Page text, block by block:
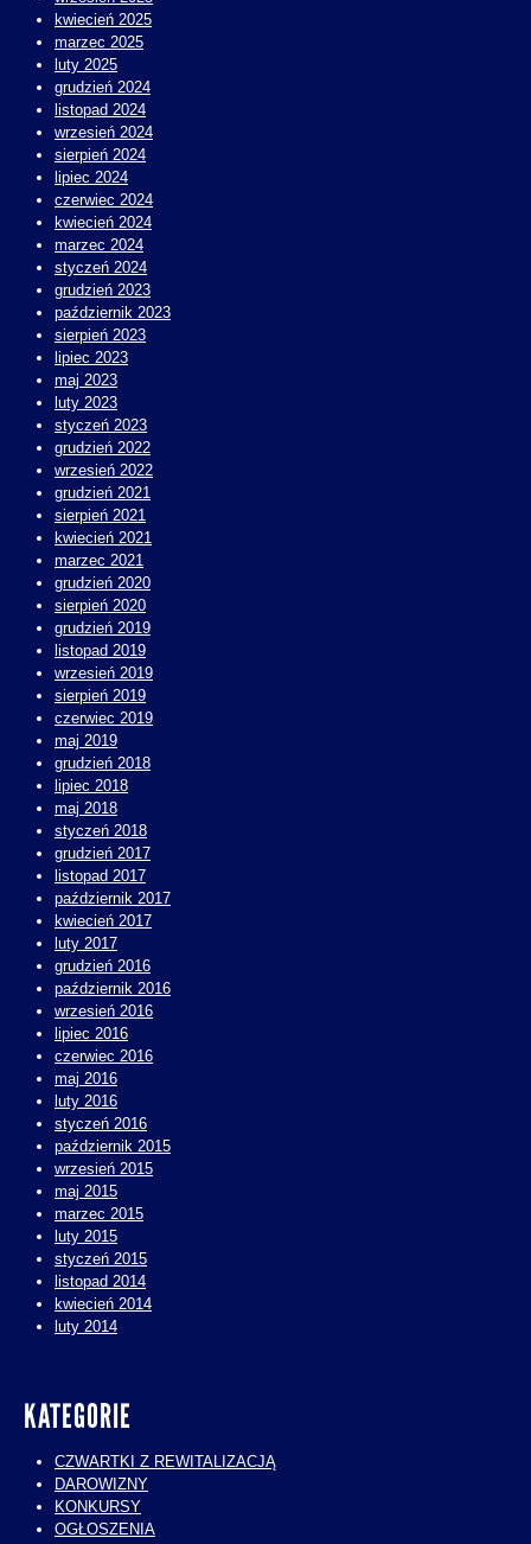
kwiecień 2025
marzec 2025
luty 2025
grudzień 2024
listopad 2024
wrzesień 2024
sierpień 2024
lipiec 2024
czerwiec 2024
kwiecień 2024
marzec 2024
styczeń 2024
grudzień 2023
październik 2023
sierpień 2023
lipiec 2023
maj 2023
luty 2023
styczeń 2023
grudzień 2022
wrzesień 2022
grudzień 2021
sierpień 2021
kwiecień 2021
marzec 2021
grudzień 2020
sierpień 2020
grudzień 2019
listopad 2019
wrzesień 2019
sierpień 2019
czerwiec 2019
maj 2019
grudzień 2018
lipiec 2018
maj 2018
styczeń 2018
grudzień 2017
listopad 2017
październik 2017
kwiecień 2017
luty 2017
grudzień 2016
październik 2016
wrzesień 2016
lipiec 2016
czerwiec 2016
maj 2016
luty 2016
styczeń 2016
październik 2015
wrzesień 2015
maj 2015
marzec 2015
luty 2015
styczeń 2015
listopad 2014
kwiecień 2014
luty 2014
KATEGORIE
CZWARTKI Z REWITALIZACJĄ
DAROWIZNY
KONKURSY
OGŁOSZENIA